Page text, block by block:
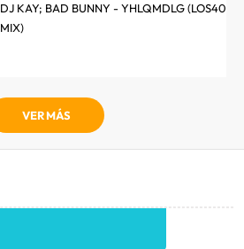
DJ KAY; BAD BUNNY - YHLQMDLG (LOS40
MIX)
VER MÁS